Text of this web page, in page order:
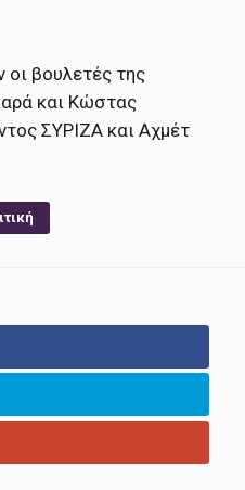
οι βουλετές της
και Κώστας
ΣΥΡΙΖΑ και Αχμέτ